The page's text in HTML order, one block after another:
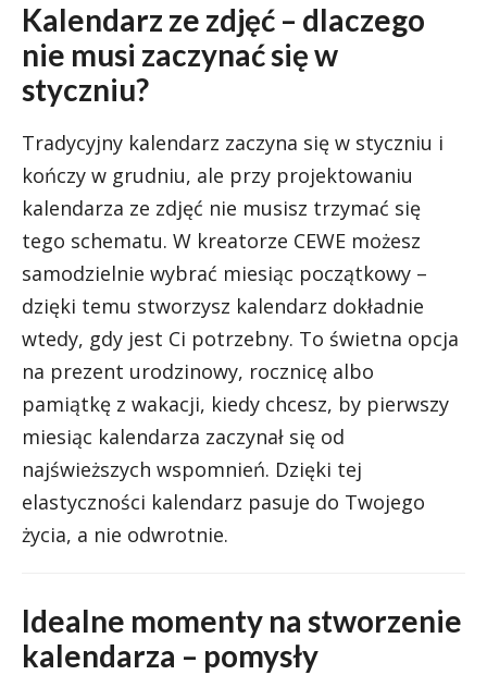
Kalendarz ze zdjęć – dlaczego
nie musi zaczynać się w
styczniu?
Tradycyjny kalendarz zaczyna się w styczniu i
kończy w grudniu, ale przy projektowaniu
kalendarza ze zdjęć nie musisz trzymać się
tego schematu. W kreatorze CEWE możesz
samodzielnie wybrać miesiąc początkowy –
dzięki temu stworzysz kalendarz dokładnie
wtedy, gdy jest Ci potrzebny. To świetna opcja
na prezent urodzinowy, rocznicę albo
pamiątkę z wakacji, kiedy chcesz, by pierwszy
miesiąc kalendarza zaczynał się od
najświeższych wspomnień. Dzięki tej
elastyczności kalendarz pasuje do Twojego
życia, a nie odwrotnie.
Idealne momenty na stworzenie
kalendarza – pomysły